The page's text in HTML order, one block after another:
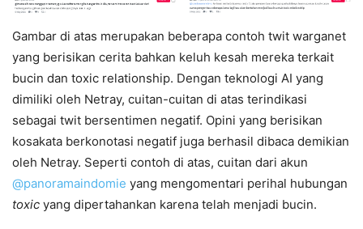
Gambar di atas merupakan beberapa contoh twit warganet
yang berisikan cerita bahkan keluh kesah mereka terkait
bucin dan toxic relationship. Dengan teknologi AI yang
dimiliki oleh Netray, cuitan-cuitan di atas terindikasi
sebagai twit bersentimen negatif. Opini yang berisikan
kosakata berkonotasi negatif juga berhasil dibaca demikian
oleh Netray. Seperti contoh di atas, cuitan dari akun
@panoramaindomie yang mengomentari perihal hubungan
toxic yang dipertahankan karena telah menjadi bucin.